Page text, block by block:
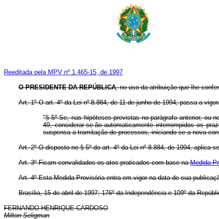
Reeditada pela MPV nº 1.465-15, de 1997
O PRESIDENTE DA REPÚBLICA, no uso da atribuição que lhe
Art. 1º O art. 4º da Lei nº 8.884, de 11 de junho de 1994, passa a
"§ 5º Se, nas hipóteses previstas no parágrafo anterior, ou
49, considerar-se-ão automaticamente interrompidos os
suspensa a tramitação de processos, iniciando-se a nova
Art. 2º O disposto no § 5º do art. 4º da Lei nº 8.884, de 1994,
Art. 3º Ficam convalidados os atos praticados com base naMedida
Art. 4º Esta Medida Provisória entra em vigor na data de sua
Brasília, 15 de abril de 1997; 176º da Independência e 109º da
FERNANDO HENRIQUE CARDOSO
Milton Seligman